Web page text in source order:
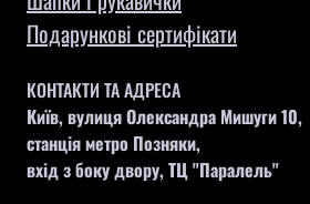
Подарункові сертифікати
КОНТАКТИ ТА АДРЕСА
Київ, вулиця Олександра Мишуги 10,
станція метро Позняки,
вхід з боку двору, ТЦ "Паралель"